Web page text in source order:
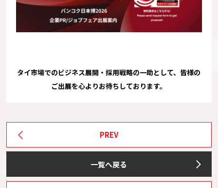
タイ市場でのビジネス展開・採用戦略の一助として、皆様の
ご出展を心よりお待ちしております。
PREV
一覧へ戻る